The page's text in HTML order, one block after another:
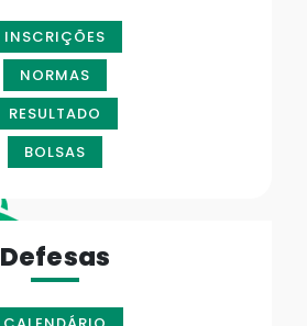
INSCRIÇÕES
NORMAS
RESULTADO
BOLSAS
Defesas